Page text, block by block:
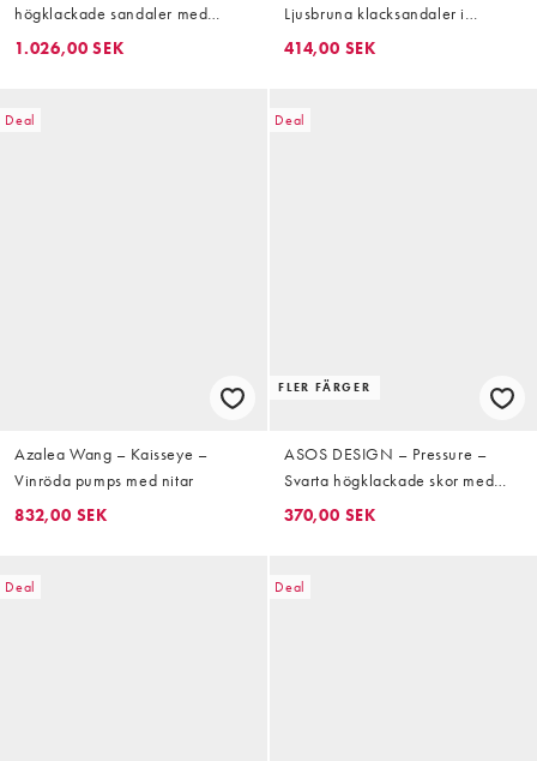
högklackade sandaler med
utsmyckade blommor
1.026,00 SEK
Ljusbruna klacksandaler i
mockaimitation med tårem och
414,00 SEK
Deal
Azalea Wang – Kaisseye –
Vinröda pumps med nitar
832,00 SEK
Deal
FLER FÄRGER
ASOS DESIGN – Pressure –
Svarta högklackade skor med
platå
370,00 SEK
Deal Deal